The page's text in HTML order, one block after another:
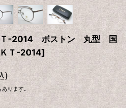
-2014 ボストン 丸型 国
ＫＴ-2014]
)
ります。